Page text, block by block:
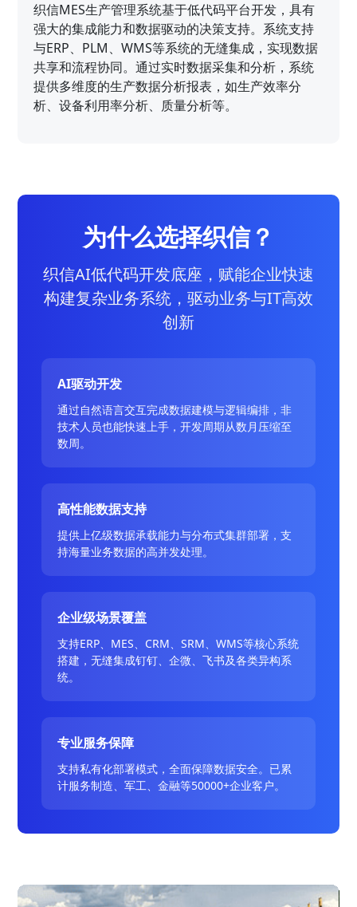
织信MES生产管理系统基于低代码平台开发，具有
强大的集成能力和数据驱动的决策支持。系统支持
与ERP、PLM、WMS等系统的无缝集成，实现数据
共享和流程协同。通过实时数据采集和分析，系统
提供多维度的生产数据分析报表，如生产效率分
析、设备利用率分析、质量分析等。
为什么选择织信？
织信AI低代码开发底座，赋能企业快速
构建复杂业务系统，驱动业务与IT高效
创新
AI驱动开发
通过自然语言交互完成数据建模与逻辑编排，非
技术人员也能快速上手，开发周期从数月压缩至
数周。
高性能数据支持
提供上亿级数据承载能力与分布式集群部署，支
持海量业务数据的高并发处理。
企业级场景覆盖
支持ERP、MES、CRM、SRM、WMS等核心系统
搭建，无缝集成钉钉、企微、飞书及各类异构系
统。
专业服务保障
支持私有化部署模式，全面保障数据安全。已累
计服务制造、军工、金融等50000+企业客户。